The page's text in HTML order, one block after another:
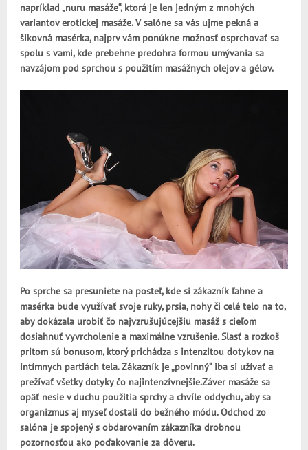
napríklad „nuru masáže“, ktorá je len jedným z mnohých
variantov erotickej masáže. V salóne sa vás ujme pekná a
šikovná masérka, najprv vám ponúkne možnosť osprchovať sa
spolu s vami, kde prebehne predohra formou umývania sa
navzájom pod sprchou s použitím masážnych olejov a gélov.
Po sprche sa presuniete na posteľ, kde si zákazník ľahne a
masérka bude využívať svoje ruky, prsia, nohy či celé telo na to,
aby dokázala urobiť čo najvzrušujúcejšiu masáž s cieľom
dosiahnuť vyvrcholenie a maximálne vzrušenie. Slasť a rozkoš
pritom sú bonusom, ktorý prichádza s intenzitou dotykov na
intímnych partiách tela. Zákazník je „povinný“ iba si užívať a
prežívať všetky dotyky čo najintenzívnejšie.Záver masáže sa
opäť nesie v duchu použitia sprchy a chvíle oddychu, aby sa
organizmus aj myseľ dostali do bežného módu. Odchod zo
salóna je spojený s obdarovaním zákazníka drobnou
pozornosťou ako poďakovanie za dôveru.